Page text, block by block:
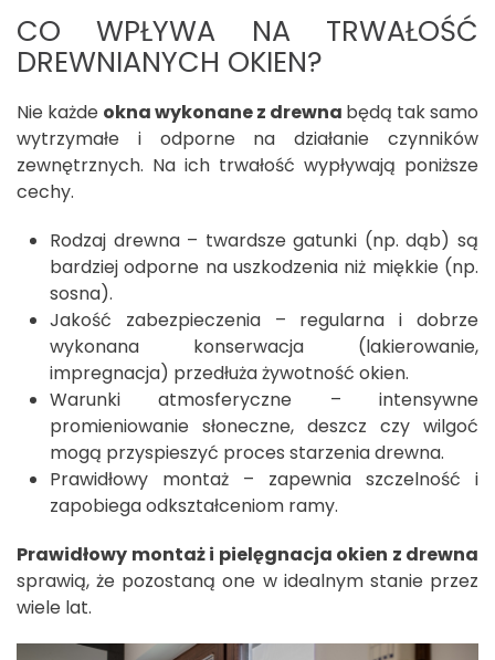
CO WPŁYWA NA TRWAŁOŚĆ
DREWNIANYCH OKIEN?
Nie każde okna wykonane z drewna będą tak samo
wytrzymałe i odporne na działanie czynników
zewnętrznych. Na ich trwałość wypływają poniższe
cechy.
Rodzaj drewna – twardsze gatunki (np. dąb) są
bardziej odporne na uszkodzenia niż miękkie (np.
sosna).
Jakość zabezpieczenia – regularna i dobrze
wykonana konserwacja (lakierowanie,
impregnacja) przedłuża żywotność okien.
Warunki atmosferyczne – intensywne
promieniowanie słoneczne, deszcz czy wilgoć
mogą przyspieszyć proces starzenia drewna.
Prawidłowy montaż – zapewnia szczelność i
zapobiega odkształceniom ramy.
Prawidłowy montaż i pielęgnacja okien z drewna
sprawią, że pozostaną one w idealnym stanie przez
wiele lat.